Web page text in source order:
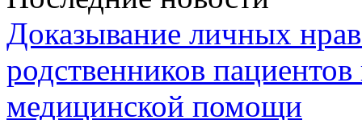
Доказывание личных
родственников
медицинской помощи